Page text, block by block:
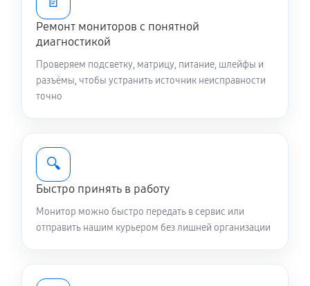
Ремонт мониторов с понятной
диагностикой
Проверяем подсветку, матрицу, питание, шлейфы и
разъёмы, чтобы устранить источник неисправности
точно
🔍
Быстро принять в работу
Монитор можно быстро передать в сервис или
отправить нашим курьером без лишней организации